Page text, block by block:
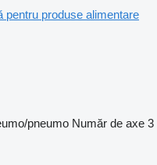
pentru produse alimentare
pneumo Număr de axe 3